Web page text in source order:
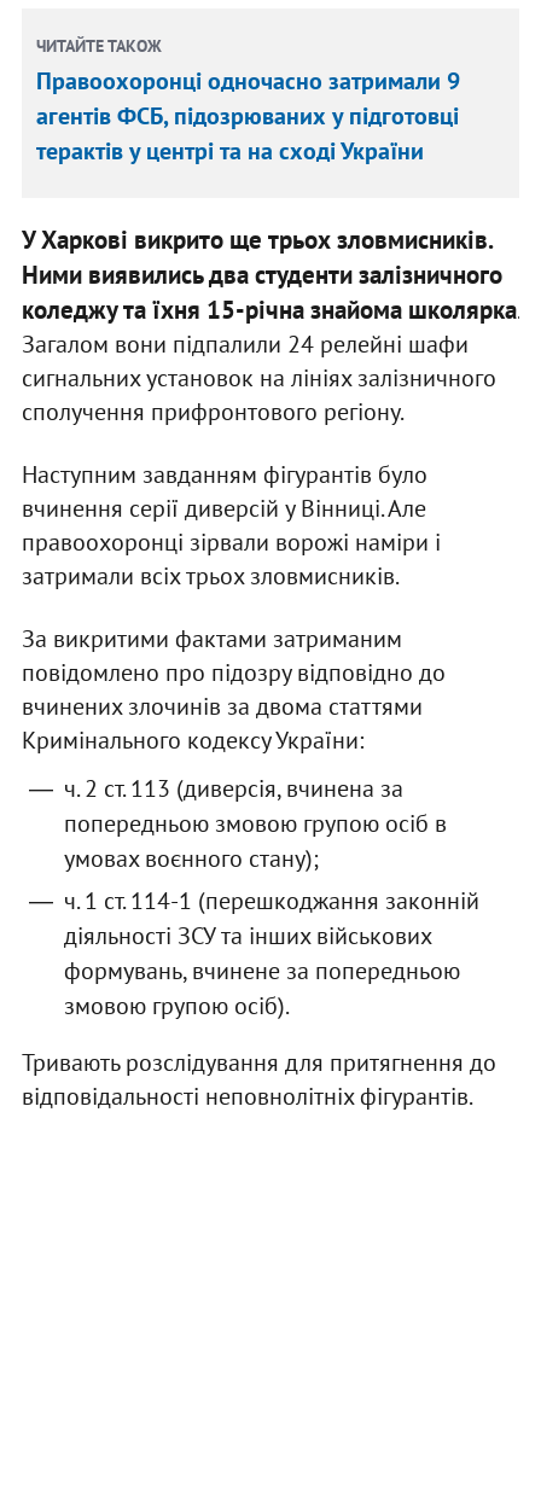
ЧИТАЙТЕ ТАКОЖ
Правоохоронці одночасно затримали 9
агентів ФСБ, підозрюваних у підготовці
терактів у центрі та на сході України
У Харкові викрито ще трьох зловмисників.
Ними виявились два студенти залізничного
коледжу та їхня 15-річна знайома школярка.
Загалом вони підпалили 24 релейні шафи
сигнальних установок на лініях залізничного
сполучення прифронтового регіону.
Наступним завданням фігурантів було
вчинення серії диверсій у Вінниці. Але
правоохоронці зірвали ворожі наміри і
затримали всіх трьох зловмисників.
За викритими фактами затриманим
повідомлено про підозру відповідно до
вчинених злочинів за двома статтями
Кримінального кодексу України:
ч. 2 ст. 113 (диверсія, вчинена за
попередньою змовою групою осіб в
умовах воєнного стану);
ч. 1 ст. 114-1 (перешкоджання законній
діяльності ЗСУ та інших військових
формувань, вчинене за попередньою
змовою групою осіб).
Тривають розслідування для притягнення до
відповідальності неповнолітніх фігурантів.